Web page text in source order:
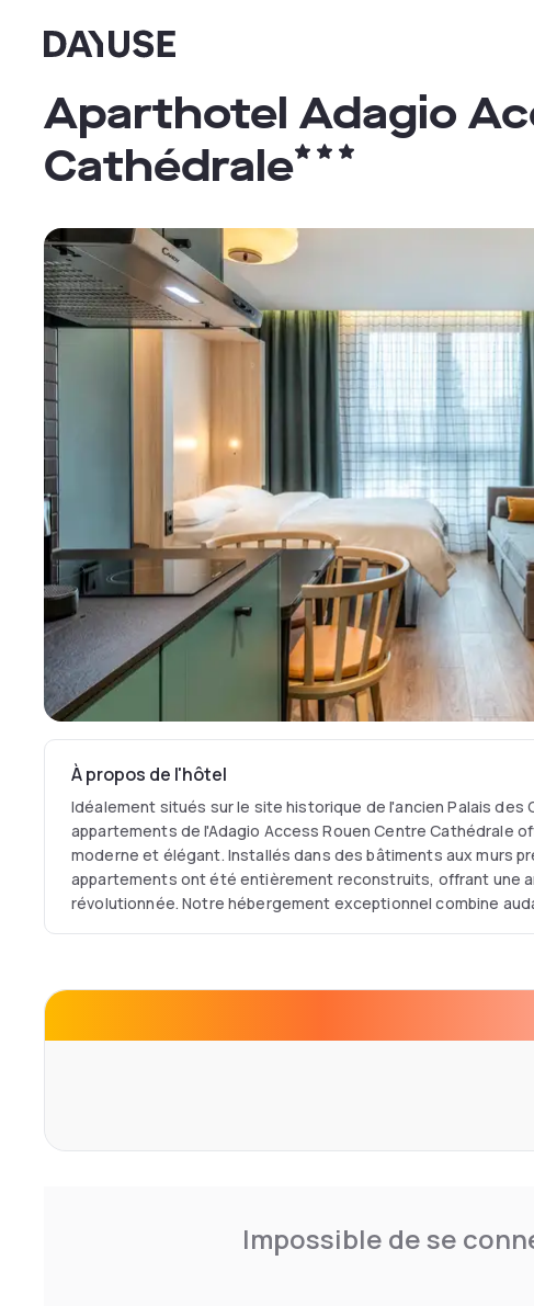
Dayuse
Aparthotel Adagio
Cathédrale
À propos de l'hôtel
Idéalement situés sur le site historique de l'ancien Palais des
appartements de l'Adagio Access Rouen Centre Cathédrale
moderne et élégant. Installés dans des bâtiments aux murs
appartements ont été entièrement reconstruits, offrant une
révolutionnée. Notre hébergement exceptionnel combine
Impossible de se